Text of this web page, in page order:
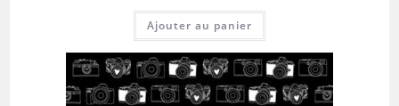
Ajouter au panier